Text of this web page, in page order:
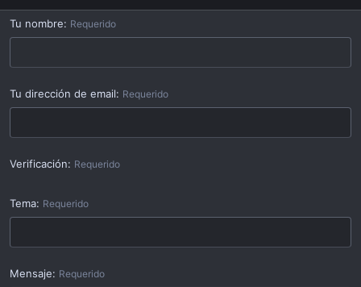
Tu nombre Requerido
Tu dirección de email Requerido
Verificación Requerido
Tema Requerido
Mensaje Requerido